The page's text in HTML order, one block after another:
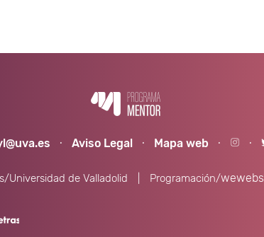
· Aviso Legal · Mapa web · ·
Universidad de Valladolid Programación/wewebs